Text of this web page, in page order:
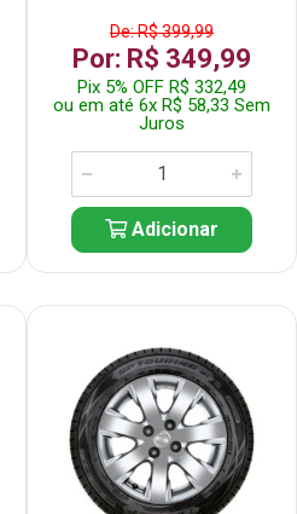
De: R$ 399,99
Por: R$ 349,99
Pix 5% OFF R$ 332,49
ou em até 6x R$ 58,33 Sem
Juros
Adicionar